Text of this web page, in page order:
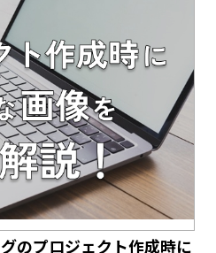
のプロジェクト作成時に